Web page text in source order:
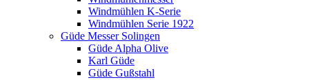
Windmühlen K-Serie
Windmühlen Serie 1922
Güde Messer Solingen
Güde Alpha Olive
Karl Güde
Güde Gußstahl